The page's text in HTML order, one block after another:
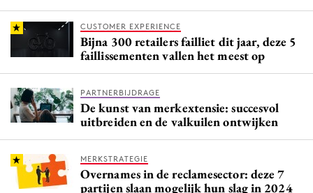
CUSTOMER EXPERIENCE
Bijna 300 retailers failliet dit jaar, deze 5
faillissementen vallen het meest op
PARTNERBIJDRAGE
De kunst van merkextensie: succesvol
uitbreiden en de valkuilen ontwijken
MERKSTRATEGIE
Overnames in de reclamesector: deze 7
partijen slaan mogelijk hun slag in 2024